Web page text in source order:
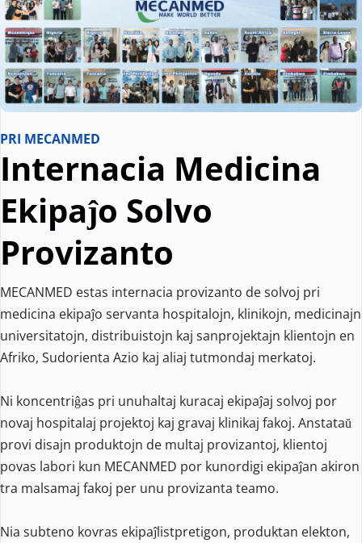
PRI MECANMED
Internacia Medicina
Ekipaĵo Solvo
Provizanto
MECANMED estas internacia provizanto de solvoj pri
medicina ekipaĵo servanta hospitalojn, klinikojn, medicinajn
universitatojn, distribuistojn kaj sanprojektajn klientojn en
Afriko, Sudorienta Azio kaj aliaj tutmondaj merkatoj.
Ni koncentriĝas pri unuhaltaj kuracaj ekipaĵaj solvoj por
novaj hospitalaj projektoj kaj gravaj klinikaj fakoj. Anstataŭ
provi disajn produktojn de multaj provizantoj, klientoj
povas labori kun MECANMED por kunordigi ekipaĵan akiron
tra malsamaj fakoj per unu provizanta teamo.
Nia subteno kovras ekipaĵlistpretigon, produktan elekton,